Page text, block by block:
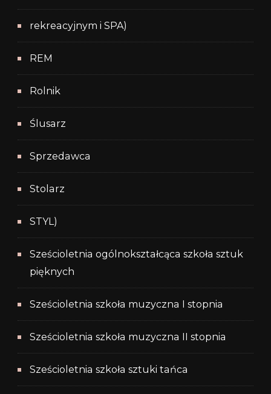
rekreacyjnym i SPA)
REM
Rolnik
Ślusarz
Sprzedawca
Stolarz
STYL)
Sześcioletnia ogólnokształcąca szkoła sztuk
pięknych
Sześcioletnia szkoła muzyczna I stopnia
Sześcioletnia szkoła muzyczna II stopnia
Sześcioletnia szkoła sztuki tańca